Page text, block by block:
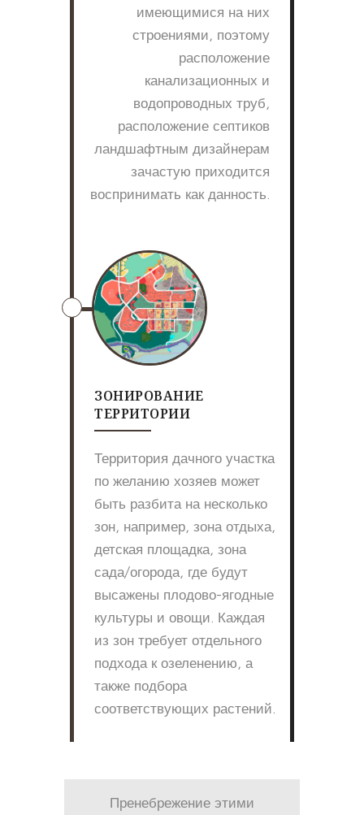
имеющимися на них
строениями, поэтому
расположение
канализационных и
водопроводных труб,
расположение септиков
ландшафтным дизайнерам
зачастую приходится
воспринимать как данность.
ЗОНИРОВАНИЕ
ТЕРРИТОРИИ
Территория дачного участка
по желанию хозяев может
быть разбита на несколько
зон, например, зона отдыха,
детская площадка, зона
сада/огорода, где будут
высажены плодово-ягодные
культуры и овощи. Каждая
из зон требует отдельного
подхода к озеленению, а
также подбора
соответствующих растений.
Пренебрежение этими